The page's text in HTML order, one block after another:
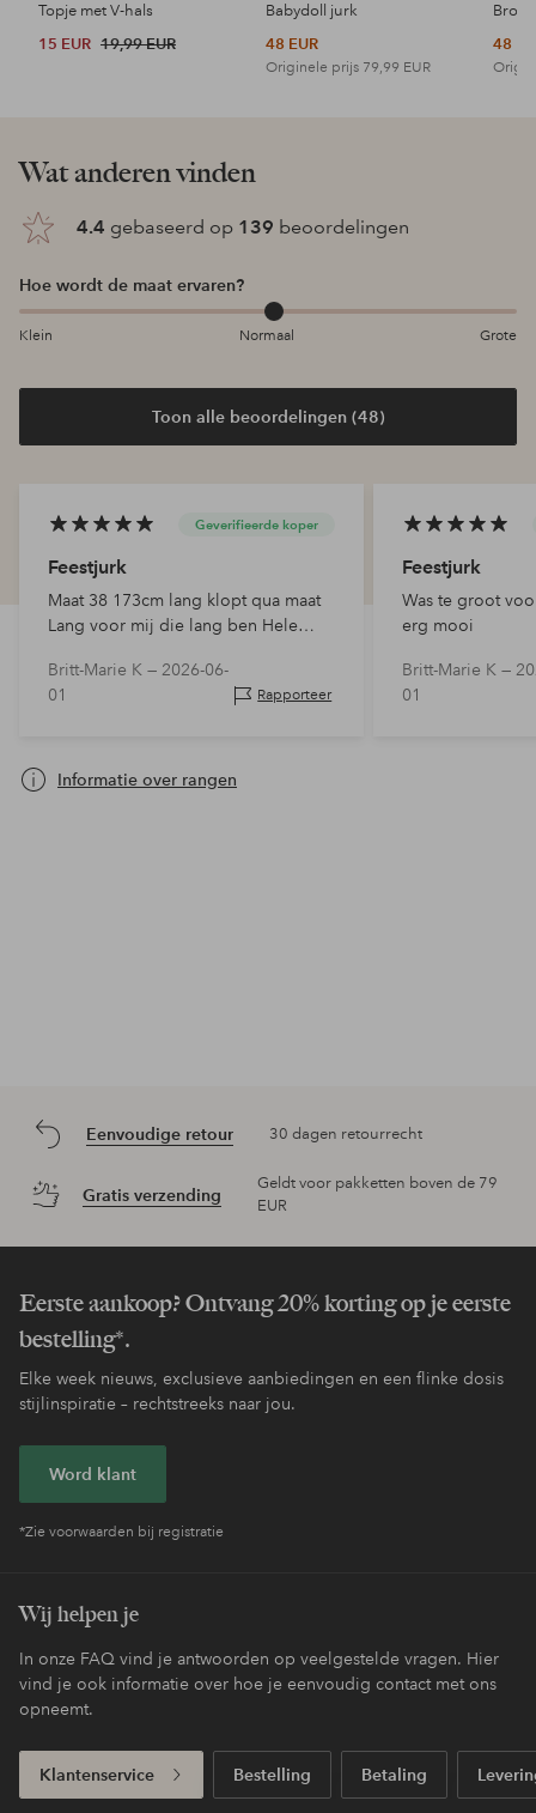
Topje met V-hals
15 EUR 19,99 EUR
Babydoll jurk
48 EUR
Originele prijs 79,99 EUR
48
Wat anderen vinden
4.4 gebaseerd op 139 beoordelingen
Hoe wordt de maat ervaren?
Klein Normaal Grote
Toon alle beoordelingen (48)
Geverifieerde koper
Feestjurk
Maat 38 173cm lang klopt qua maat
Lang voor mij die lang ben Hele
fijn stof maar ik ga de jurk dragen op
een zomerbruiloft voelde te dik,
Britt-Marie K — 2026-06-
01
Rapporteer
Feestjurk
Was te groot
erg mooi
Britt-Marie K —
01
Informatie over rangen
Eenvoudige retour 30 dagen retourrecht
Gratis verzending
Geldt voor pakketten boven de 79
EUR
Eerste aankoop? Ontvang 20% korting op je eerste
bestelling*.
Elke week nieuws, exclusieve aanbiedingen en een flinke dosis
stijlinspiratie – rechtstreeks naar jou.
Word klant
*Zie voorwaarden bij registratie
Wij helpen je
In onze FAQ vind je antwoorden op veelgestelde vragen. Hier
vind je ook informatie over hoe je eenvoudig contact met ons
opneemt.
Klantenservice Bestelling Betaling